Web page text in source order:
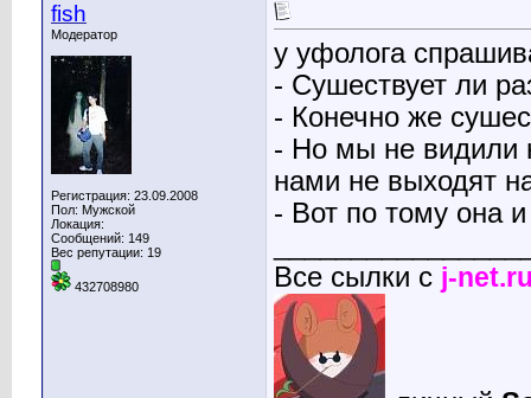
fish
Модератор
Регистрация: 23.09.2008
Пол: Мужской
Локация:
Сообщений: 149
Вес репутации: 19
432708980
у уфолога
- Сушествует ли
- Конечно же
- Но мы не видили
нами не выходят
- Вот по тому она
Bсе сылки с j-